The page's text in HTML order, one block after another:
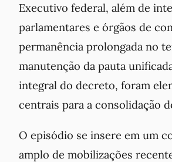
Executivo federal, além de
parlamentares e órgãos de
permanência prolongada no
manutenção da pauta
integral do decreto, foram
centrais para a consolidação
O episódio se insere em um
amplo de mobilizações